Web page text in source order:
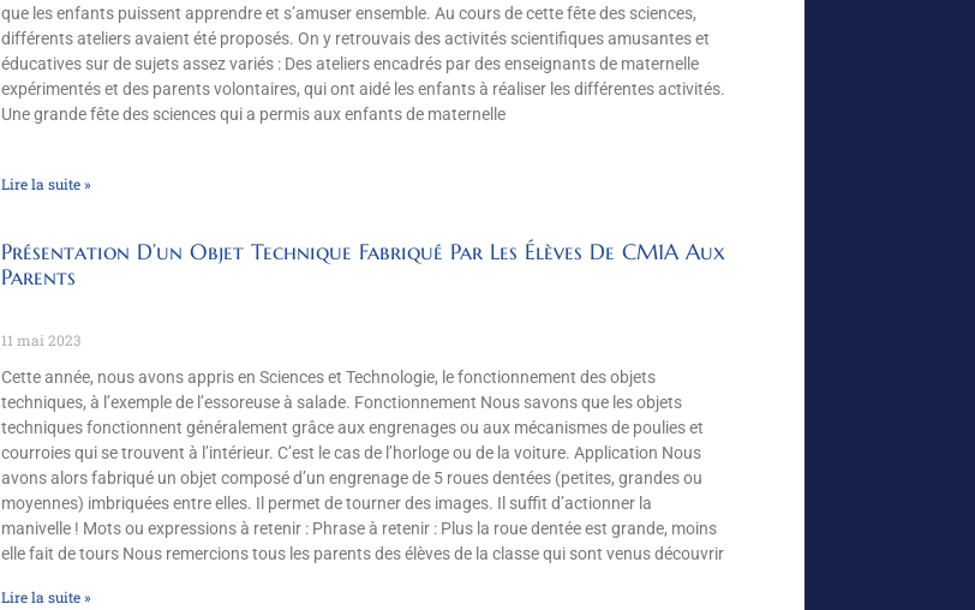
que les enfants puissent apprendre et s’amuser ensemble. Au cours de cette fête des sciences,
différents ateliers avaient été proposés. On y retrouvais des activités scientifiques amusantes et
éducatives sur de sujets assez variés : Des ateliers encadrés par des enseignants de maternelle
expérimentés et des parents volontaires, qui ont aidé les enfants à réaliser les différentes activités.
Une grande fête des sciences qui a permis aux enfants de maternelle
Lire la suite »
Présentation D’un Objet Technique Fabriqué Par Les Élèves De CM1A Aux
Parents
11 mai 2023
Cette année, nous avons appris en Sciences et Technologie, le fonctionnement des objets
techniques, à l’exemple de l’essoreuse à salade. Fonctionnement Nous savons que les objets
techniques fonctionnent généralement grâce aux engrenages ou aux mécanismes de poulies et
courroies qui se trouvent à l’intérieur. C’est le cas de l’horloge ou de la voiture. Application Nous
avons alors fabriqué un objet composé d’un engrenage de 5 roues dentées (petites, grandes ou
moyennes) imbriquées entre elles. Il permet de tourner des images. Il suffit d’actionner la
manivelle ! Mots ou expressions à retenir : Phrase à retenir : Plus la roue dentée est grande, moins
elle fait de tours Nous remercions tous les parents des élèves de la classe qui sont venus découvrir
Lire la suite »